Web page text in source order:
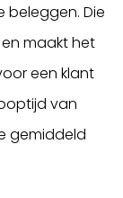
beleggen. Die
maakt het
een klant
van
gemiddeld